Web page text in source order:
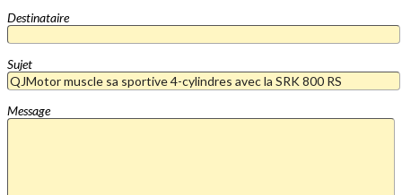
Destinataire
Sujet
Message